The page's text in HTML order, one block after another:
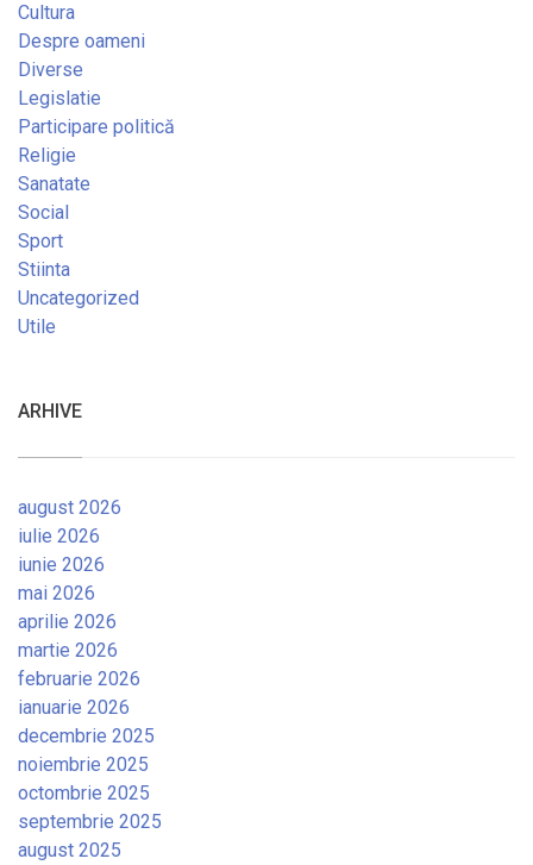
Cultura
Despre oameni
Diverse
Legislatie
Participare politică
Religie
Sanatate
Social
Sport
Stiinta
Uncategorized
Utile
ARHIVE
august 2026
iulie 2026
iunie 2026
mai 2026
aprilie 2026
martie 2026
februarie 2026
ianuarie 2026
decembrie 2025
noiembrie 2025
octombrie 2025
septembrie 2025
august 2025